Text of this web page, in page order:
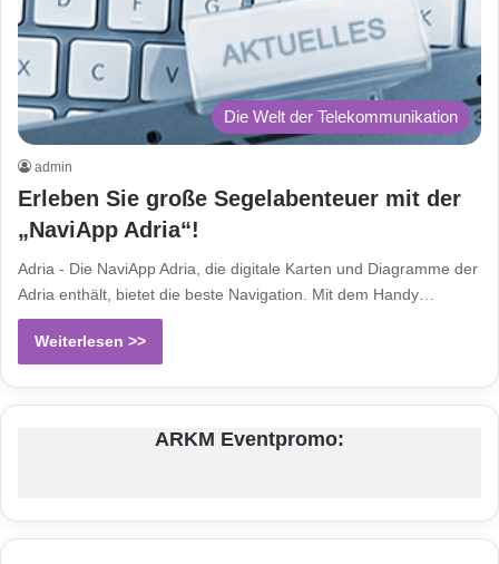
Die Welt der Telekommunikation
admin
Erleben Sie große Segelabenteuer mit der
„NaviApp Adria“!
Adria - Die NaviApp Adria, die digitale Karten und Diagramme der
Adria enthält, bietet die beste Navigation. Mit dem Handy…
Weiterlesen >>
ARKM Eventpromo: